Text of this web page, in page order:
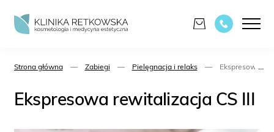
Strona główna — Zabiegi — Pielęgnacja i relaks — Ekspresowa...
Ekspresowa rewitalizacja CS III